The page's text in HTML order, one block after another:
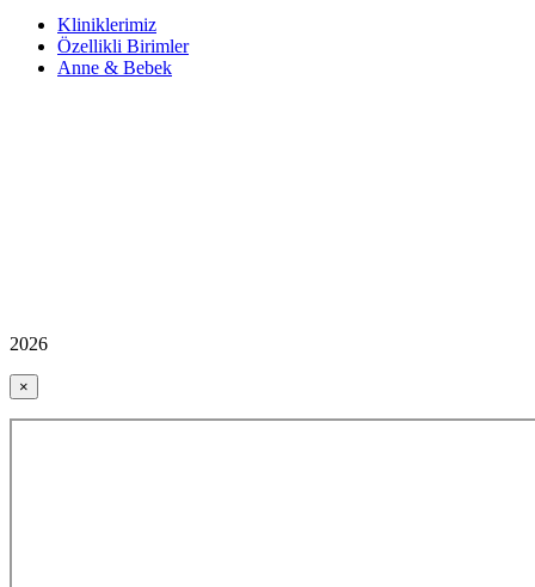
Kliniklerimiz
Özellikli Birimler
Anne & Bebek
2026
×